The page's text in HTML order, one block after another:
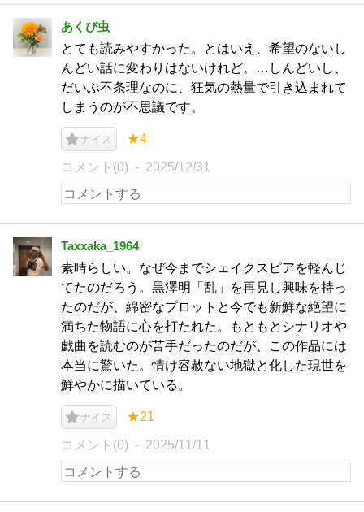
あくび虫
とても読みやすかった。とはいえ、希望のないし
んどい話に変わりはないけれど。…しんどいし、
だいぶ不条理なのに、狂気の熱量で引き込まれて
しまうのが不思議です。
ナイス ★4
コメント(0) 2025/12/31
Taxxaka_1964
素晴らしい。なぜ今までシェイクスピアを軽んじ
てたのだろう。黒澤明「乱」を再見し興味を持っ
たのだが、綿密なプロットと今でも新鮮な絶望に
満ちた物語に心を打たれた。もともとシナリオや
戯曲を読むのが苦手だったのだが、この作品には
本当に驚いた。情け容赦ない地獄と化した現世を
鮮やかに描いている。
ナイス ★21
コメント(0) 2025/11/11